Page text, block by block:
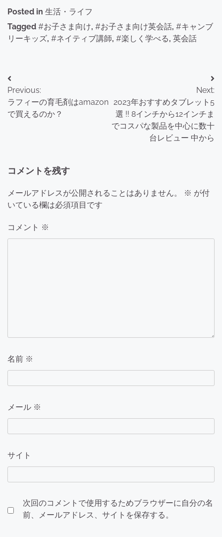
Posted in 生活・ライフ
Tagged #お子さま向け, #お子さま向け英会話, #キャンブ
リーキッズ, #ネイティブ講師, #楽しく学べる, 英会話
投
稿
ナ
ー
シ
ョ
ン
Previous:
ラフィーの育毛剤はamazon
で買えるのか？
Next:
2023年おすすめタブレット5
選 !! 8インチから12インチま
でコスパな製品を中心に数十
台レビュー 中から
コメントを残す
メールアドレスが公開されることはありません。 ※ が付
いている欄は必須項目です
コメント ※
名前 ※
メール ※
サイト
次回のコメントで使用するためブラウザーに自分の名
前、メールアドレス、サイトを保存する。